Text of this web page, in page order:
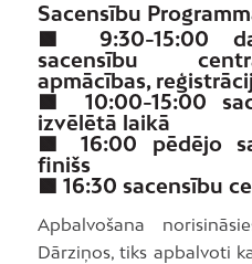
Sacensību
🟩 9:30-15:00
sacensību
apmācības,
🟩 10:00-15:00
izvēlētā laikā
🟩 16:00 pēdējo
finišs
🟩 16:30 sacensību
Apbalvošana
Dārziņos, tiks apbalvoti